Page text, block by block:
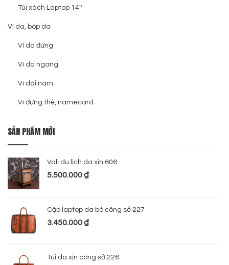
Túi xách Laptop 14''
Ví da, bóp da
Ví da đứng
Ví da ngang
Ví dài nam
Ví đựng thẻ, namecard
SẢN PHẨM MỚI
Vali du lịch da xịn 606
5.500.000₫
Cặp laptop da bò công sở 227
3.450.000₫
Túi da xịn công sở 226